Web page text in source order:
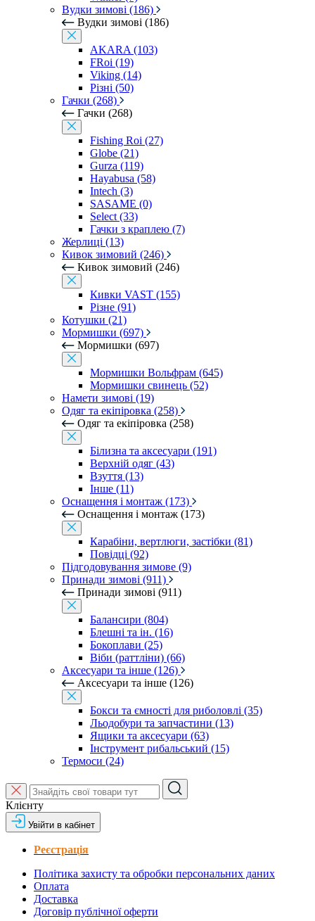
Вудки зимові (186)
Вудки зимові (186)
AKARA (103)
FRoi (19)
Viking (14)
Різні (50)
Гачки (268)
Гачки (268)
Fishing Roi (27)
Globe (21)
Gurza (119)
Hayabusa (58)
Intech (3)
SASAME (0)
Select (33)
Гачки з краплею (7)
Жерлиці (13)
Кивок зимовий (246)
Кивок зимовий (246)
Кивки VAST (155)
Різне (91)
Котушки (21)
Мормишки (697)
Мормишки (697)
Мормишки Вольфрам (645)
Мормишки свинець (52)
Намети зимові (19)
Одяг та екіпіровка (258)
Одяг та екіпіровка (258)
Білизна та аксесуари (191)
Верхній одяг (43)
Взуття (13)
Інше (11)
Оснащення і монтаж (173)
Оснащення і монтаж (173)
Карабіни, вертлюги, застібки (81)
Повідці (92)
Підгодовування зимове (9)
Принади зимові (911)
Принади зимові (911)
Балансири (804)
Блешні та ін. (16)
Бокоплави (25)
Віби (раттліни) (66)
Аксесуари та інше (126)
Аксесуари та інше (126)
Бокси та ємності для риболовлі (35)
Льодобури та запчастини (13)
Ящики та аксесуари (63)
Інструмент рибальський (15)
Термоси (24)
Клієнту
Увійти в кабінет
Реєстрація
Політика захисту та обробки персональних даних
Оплата
Доставка
Договір публічної оферти